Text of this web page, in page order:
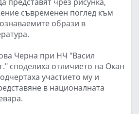
съвременен поглед към
образи в
Черна при НЧ "Васил
споделиха отличието на Окан
участието му и
в националната